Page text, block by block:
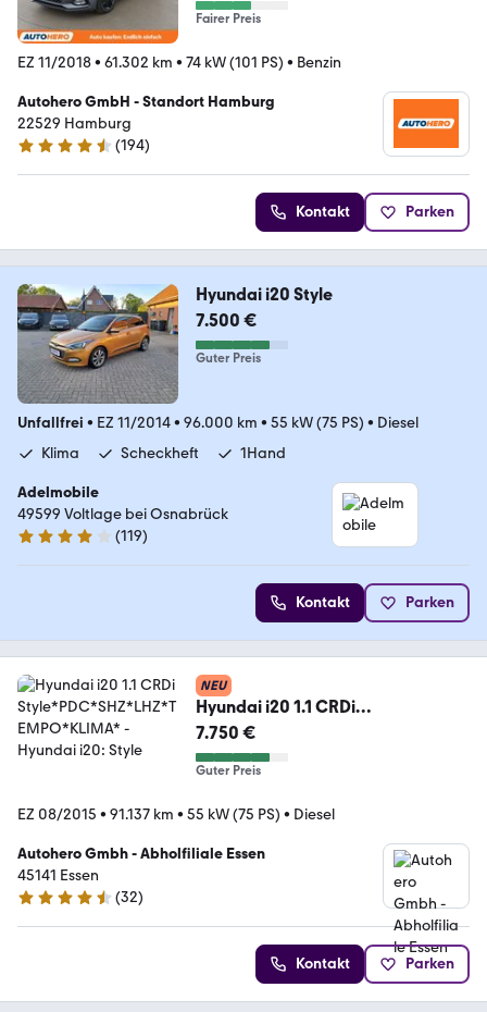
Fairer Preis
EZ 11/2018• 61.302 km • 74 kW (101 PS) • Benzin
Autohero GmbH - Standort Hamburg
22529 Hamburg
4.6 Sterne
(194)
Kontakt Parken
Hyundai i20 Style
7.500 €
Guter Preis
Unfallfrei • EZ 11/2014• 96.000 km • 55 kW (75 PS) • Diesel
Klima
Scheckheft 1Hand
Adelmobile
49599 Voltlage bei Osnabrück
3.8 Sterne
(119)
Kontakt Parken
NEU
Hyundai i20 1.1 CRDi
Style*PDC*SHZ*LHZ*TEMPO*KLI
MA*
7.750 €
Guter Preis
EZ 08/2015 • 91.137 km • 55 kW (75 PS) • Diesel
Autohero Gmbh - Abholfiliale Essen
45141 Essen
4.7 Sterne
(32)
Kontakt Parken